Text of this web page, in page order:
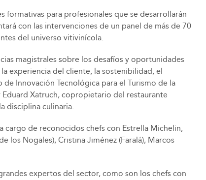
formativas para profesionales que se desarrollarán
con las intervenciones de un panel de más de 70
del universo vitivinícola.
magistrales sobre los desafíos y oportunidades
experiencia del cliente, la sostenibilidad, el
Innovación Tecnológica para el Turismo de la
Xatruch, copropietario del restaurante
disciplina culinaria.
cargo de reconocidos chefs con Estrella Michelin,
los Nogales), Cristina Jiménez (Faralá), Marcos
expertos del sector, como son los chefs con